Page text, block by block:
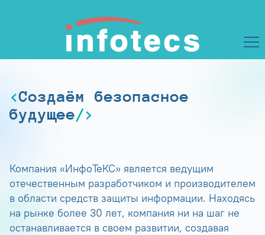
Создаём безопасное
будущее
Компания «ИнфоТеКС» является ведущим
отечественным разработчиком и производителем
в области средств защиты информации. Находясь
на рынке более 30 лет, компания ни на шаг не
останавливается в своем развитии, создавая